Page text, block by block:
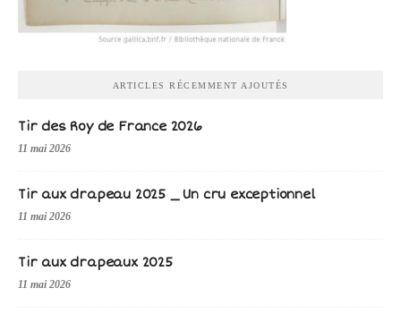
ARTICLES RÉCEMMENT AJOUTÉS
Tir des Roy de France 2026
11 mai 2026
Tir aux drapeau 2025 _ Un cru exceptionnel
11 mai 2026
Tir aux drapeaux 2025
11 mai 2026